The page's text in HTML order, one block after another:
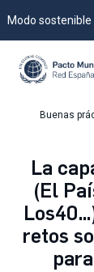
Modo sostenible
Buenas
La
(El
retos